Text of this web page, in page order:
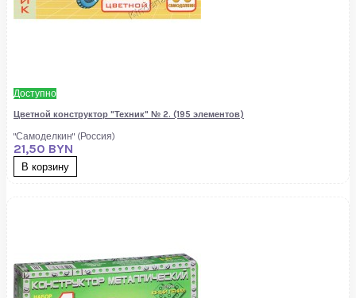
Доступно
Цветной конструктор "Техник" № 2. (195 элементов)
"Самоделкин" (Россия)
21,50 BYN
В корзину